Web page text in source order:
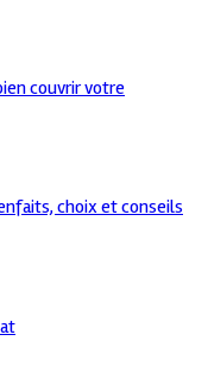
couvrir votre
choix et conseils